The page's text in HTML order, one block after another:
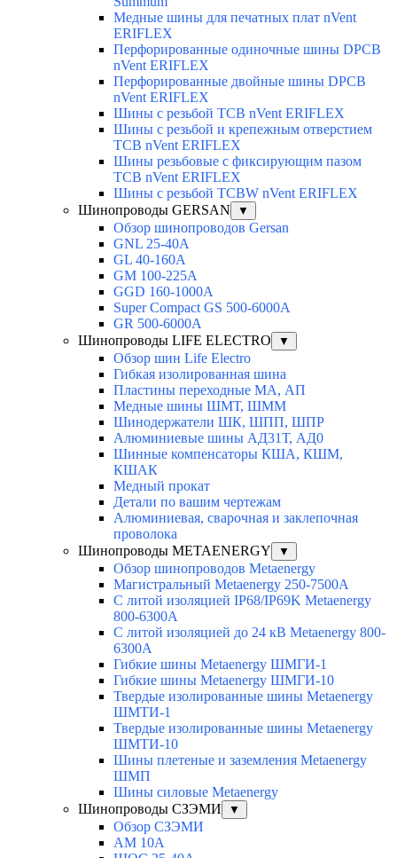
Медные шины для печатных плат nVent
ERIFLEX
Перфорированные одиночные шины DPCB
nVent ERIFLEX
Перфорированные двойные шины DPCB
nVent ERIFLEX
Шины с резьбой TCB nVent ERIFLEX
Шины с резьбой и крепежным отверстием
TCB nVent ERIFLEX
Шины резьбовые с фиксирующим пазом
TCB nVent ERIFLEX
Шины с резьбой TCBW nVent ERIFLEX
Шинопроводы GERSAN
▼
Обзор шинопроводов Gersan
GNL 25-40A
GL 40-160A
GM 100-225A
GGD 160-1000A
Super Compact GS 500-6000A
GR 500-6000A
Шинопроводы LIFE ELECTRO
▼
Обзор шин Life Electro
Гибкая изолированная шина
Пластины переходные МА, АП
Медные шины ШМТ, ШММ
Шинодержатели ШК, ШПП, ШПР
Алюминиевые шины АД31Т, АД0
Шинные компенсаторы КША, КШМ,
КШАК
Медный прокат
Детали по вашим чертежам
Алюминиевая, cварочная и заклепочная
проволока
Шинопроводы METAENERGY
▼
Обзор шинопроводов Metaenergy
Магистральный Metaenergy 250-7500A
С литой изоляцией IP68/IP69K Metaenergy
800-6300A
С литой изоляцией до 24 кВ Metaenergy 800-
6300A
Гибкие шины Metaenergy ШМГИ-1
Гибкие шины Metaenergy ШМГИ-10
Твердые изолированные шины Metaenergy
ШМТИ-1
Твердые изолированные шины Metaenergy
ШМТИ-10
Шины плетеные и заземления Metaenergy
ШМП
Шины силовые Metaenergy
Шинопроводы СЗЭМИ
▼
Обзор СЗЭМИ
АМ 10А